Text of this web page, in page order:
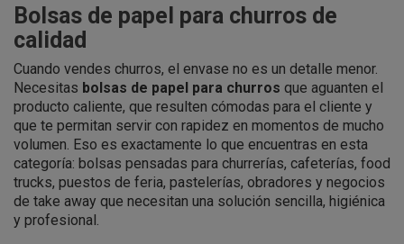
Bolsas de papel para churros de
calidad
Cuando vendes churros, el envase no es un detalle menor.
Necesitas bolsas de papel para churros que aguanten el
producto caliente, que resulten cómodas para el cliente y
que te permitan servir con rapidez en momentos de mucho
volumen. Eso es exactamente lo que encuentras en esta
categoría: bolsas pensadas para churrerías, cafeterías, food
trucks, puestos de feria, pastelerías, obradores y negocios
de take away que necesitan una solución sencilla, higiénica
y profesional.